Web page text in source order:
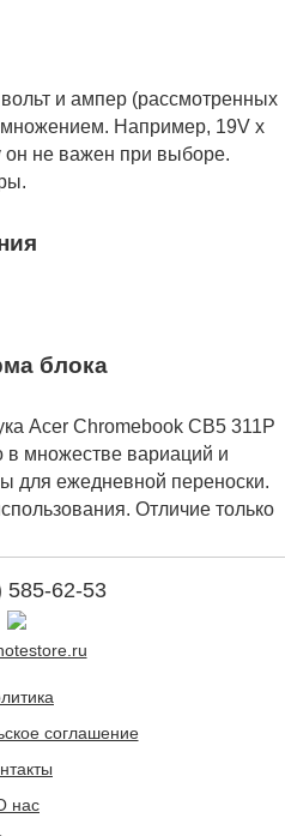
и ампер (рассмотренных
Например, 19V x
он не важен при выборе.
блока
Acer Chromebook CB5 311P
множестве вариаций и
для ежедневной переноски.
Отличие только
585-62-53
соглашение
нас